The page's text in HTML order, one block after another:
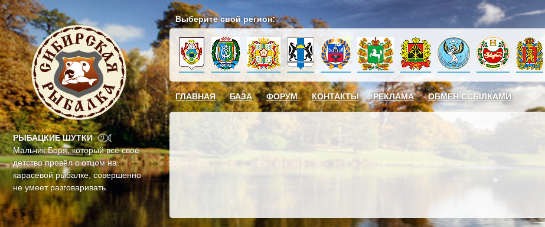
РЫБАЦКИЕ ШУТКИ
Мальчик Боря, который всё своё
детство провёл с отцом на
карасевой рыбалке, совершенно
не умеет разговаривать.
Выберите свой регион:
ГЛАВНАЯ БАЗА ФОРУМ КОНТАКТЫ РЕКЛАМА ОБМЕН ССЫЛКАМИ